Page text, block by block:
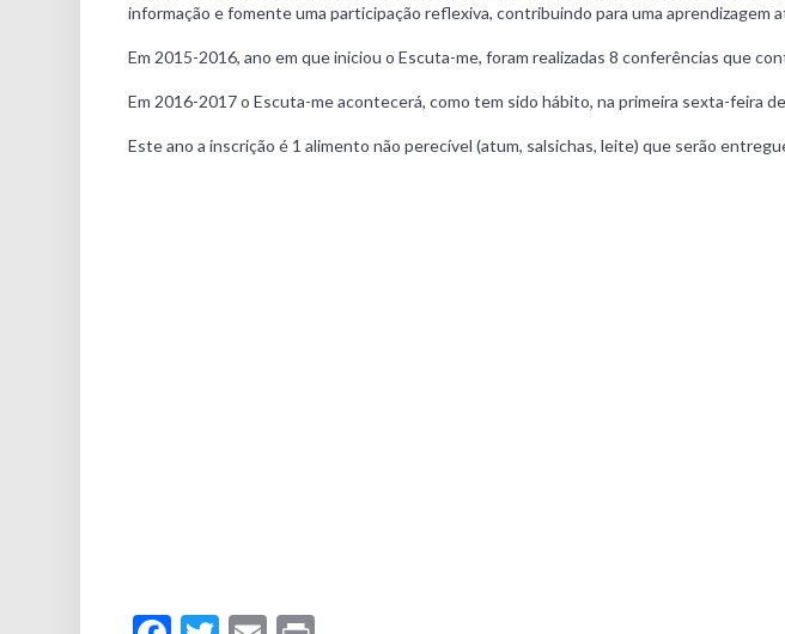
informação e fomente uma participação reflexiva, contribuindo para uma aprendizagem
Em 2015-2016, ano em que iniciou o Escuta-me, foram realizadas 8 conferências que
Em 2016-2017 o Escuta-me acontecerá, como tem sido hábito, na primeira sexta-feira
Este ano a inscrição é 1 alimento não perecível (atum, salsichas, leite) que serão